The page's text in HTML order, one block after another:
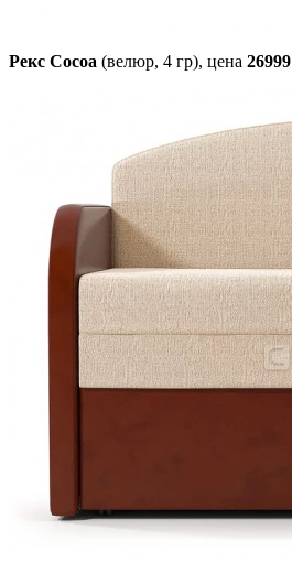
Рекс Cocoa (велюр, 4 гр), цена 26999